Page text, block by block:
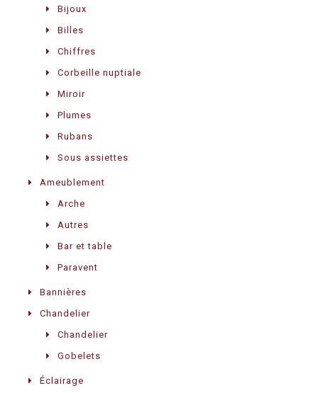
Bijoux
Billes
Chiffres
Corbeille nuptiale
Miroir
Plumes
Rubans
Sous assiettes
Ameublement
Arche
Autres
Bar et table
Paravent
Bannières
Chandelier
Chandelier
Gobelets
Éclairage